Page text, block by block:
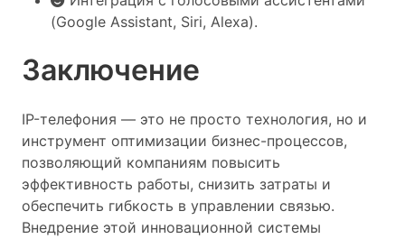
(Google Assistant, Siri, Alexa).
Заключение
IP-телефония — это не просто технология, но и
инструмент оптимизации бизнес-процессов,
позволяющий компаниям повысить
эффективность работы, снизить затраты и
обеспечить гибкость в управлении связью.
Внедрение этой инновационной системы